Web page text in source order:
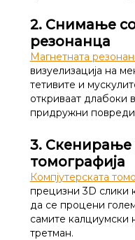
2. Снимање
резонанца
Магнетната
визуелизација на
тетивите и
откриваат длабоки
придружни повреди
3. Скенирање
томографија
Компјутерската
прецизни 3D слики
да се процени
самите калциумски
третман.